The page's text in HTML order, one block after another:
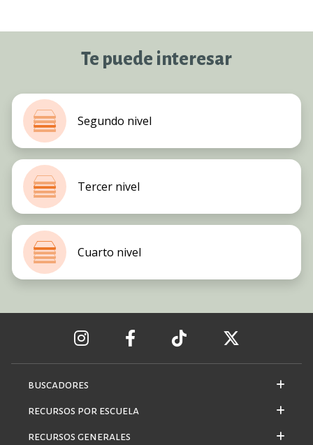
Te puede interesar
Segundo nivel
Tercer nivel
Cuarto nivel
buscadores
recursos por escuela
recursos generales